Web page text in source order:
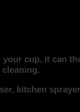
cup, it can
kitchen